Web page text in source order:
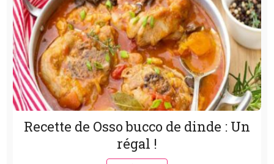
Recette de Osso bucco de dinde : Un
régal !